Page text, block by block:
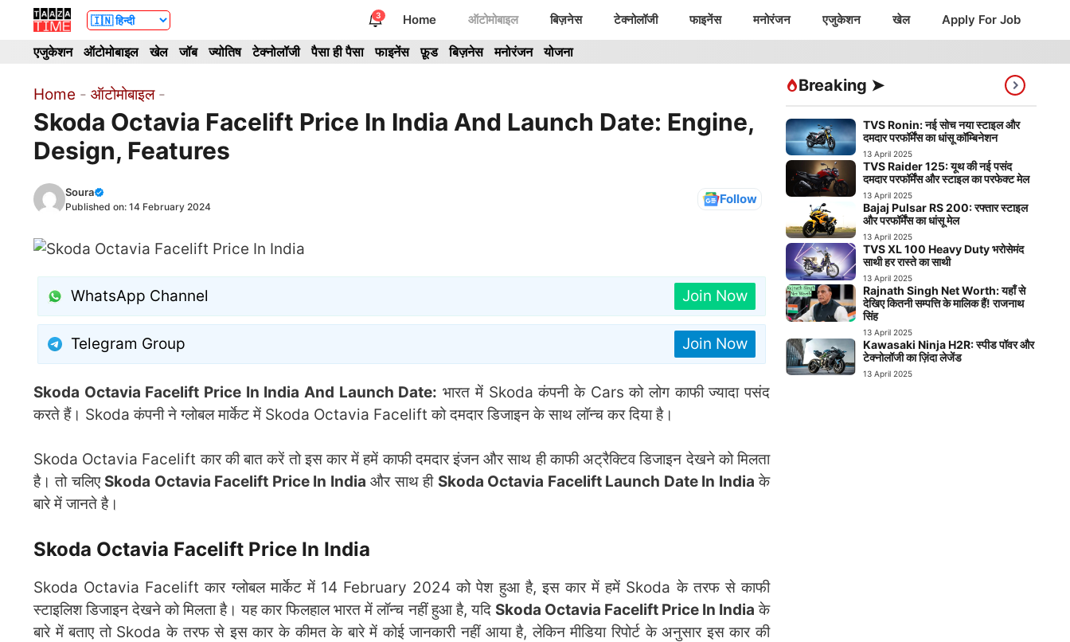
content
3 Home ऑटोमोबाइल बिज़नेस टेक्नोलॉजी फाइनेंस मनोरंजन एजुकेशन खेल Apply For Job
एजुकेशन ऑटोमोबाइल खेल जॉब ज्योतिष टेक्नोलॉजी पैसा ही पैसा फाइनेंस फ़ूड बिज़नेस मनोरंजन योजना
Home - ऑटोमोबाइल-
Skoda Octavia Facelift Price In India And Launch Date: Engine,
Design, Features
Soura
Published on: 14 February 2024 Follow
WhatsApp Channel Join Now
Telegram Group Join Now
Skoda Octavia Facelift Price In India And Launch Date: भारत में Skoda कंपनी के Cars को लोग काफी ज्यादा पसंद
करते हैं। Skoda कंपनी ने ग्लोबल मार्केट में Skoda Octavia Facelift को दमदार डिजाइन के साथ लॉन्च कर दिया है।
Skoda Octavia Facelift कार की बात करें तो इस कार में हमें काफी दमदार इंजन और साथ ही काफी अट्रैक्टिव डिजाइन देखने को मिलता
है। तो चलिए Skoda Octavia Facelift Price In India और साथ ही Skoda Octavia Facelift Launch Date In India के
बारे में जानते है।
Skoda Octavia Facelift Price In India
Skoda Octavia Facelift कार ग्लोबल मार्केट में 14 February 2024 को पेश हुआ है, इस कार में हमें Skoda के तरफ से काफी
स्टाइलिश डिजाइन देखने को मिलता है। यह कार फिलहाल भारत में लॉन्च नहीं हुआ है, यदि Skoda Octavia Facelift Price In India के
बारे में बताए तो Skoda के तरफ से इस कार के कीमत के बारे में कोई जानकारी नहीं आया है, लेकिन मीडिया रिपोर्ट के अनुसार इस कार की
Breaking ➤
TVS Ronin: नई सोच नया स्टाइल और
दमदार परफॉर्मेंस का धांसू कॉम्बिनेशन
13 April 2025
TVS Raider 125: यूथ की नई पसंद
दमदार परफॉर्मेंस और स्टाइल का परफेक्ट मेल
13 April 2025
Bajaj Pulsar RS 200: रफ्तार स्टाइल
और परफॉर्मेंस का धांसू मेल
13 April 2025
TVS XL 100 Heavy Duty भरोसेमंद
साथी हर रास्ते का साथी
13 April 2025
Rajnath Singh Net Worth: यहाँ से
देखिए कितनी सम्पत्ति के मालिक हैं! राजनाथ
सिंह
13 April 2025
Kawasaki Ninja H2R: स्पीड पॉवर और
टेक्नोलॉजी का ज़िंदा लेजेंड
13 April 2025